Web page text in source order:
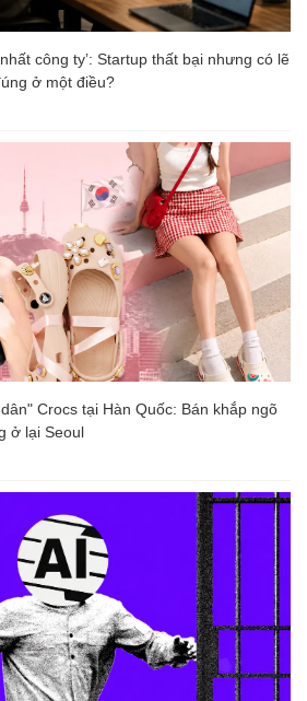
công ty’: Startup thất bại nhưng có lẽ
ở một điều?
Crocs tại Hàn Quốc: Bán khắp ngõ
ở lại Seoul